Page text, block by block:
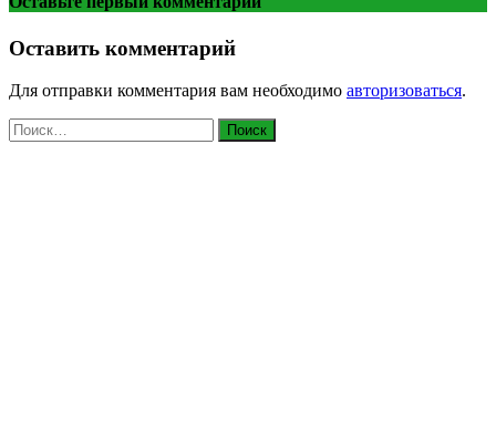
Оставить комментарий
Для отправки комментария вам необходимо авторизоваться.
Найти: